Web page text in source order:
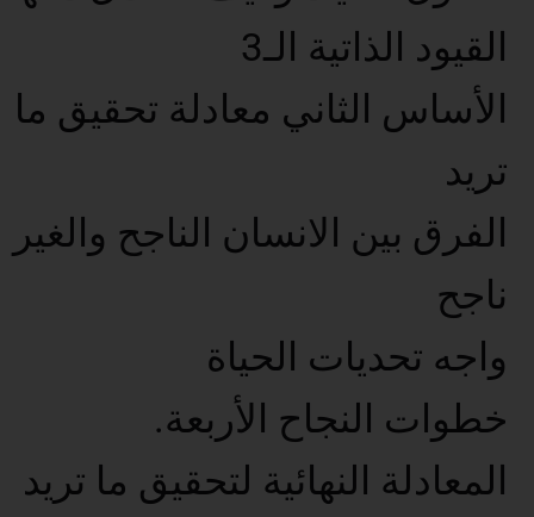
القيود الذاتية الـ3
الأساس الثاني معادلة تحقيق ما
تريد
الفرق بين الانسان الناجح والغير
ناجح
واجه تحديات الحياة
خطوات النجاح الأربعة.
المعادلة النهائية لتحقيق ما تريد